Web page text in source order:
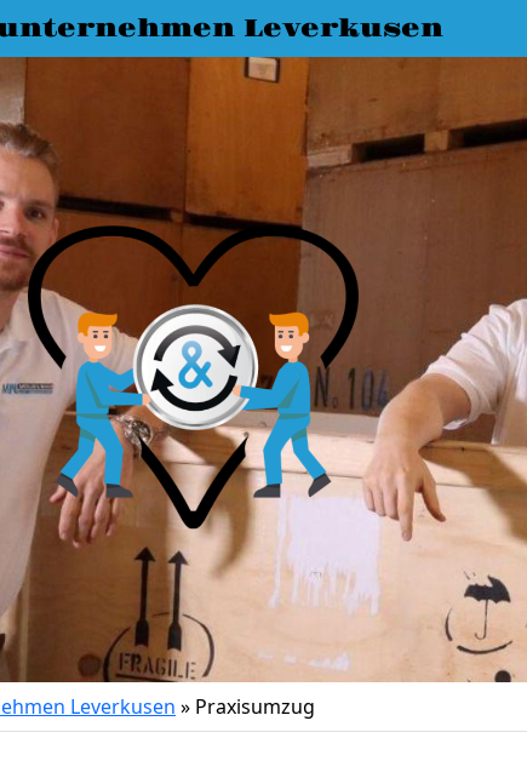
Leverkusen
Leverkusen » Praxisumzug